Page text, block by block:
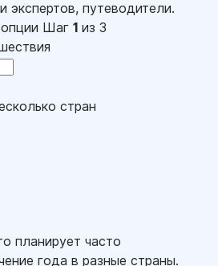
экспертов, путеводители.
Шаг 1 из 3
стран
планирует часто
года в разные страны.